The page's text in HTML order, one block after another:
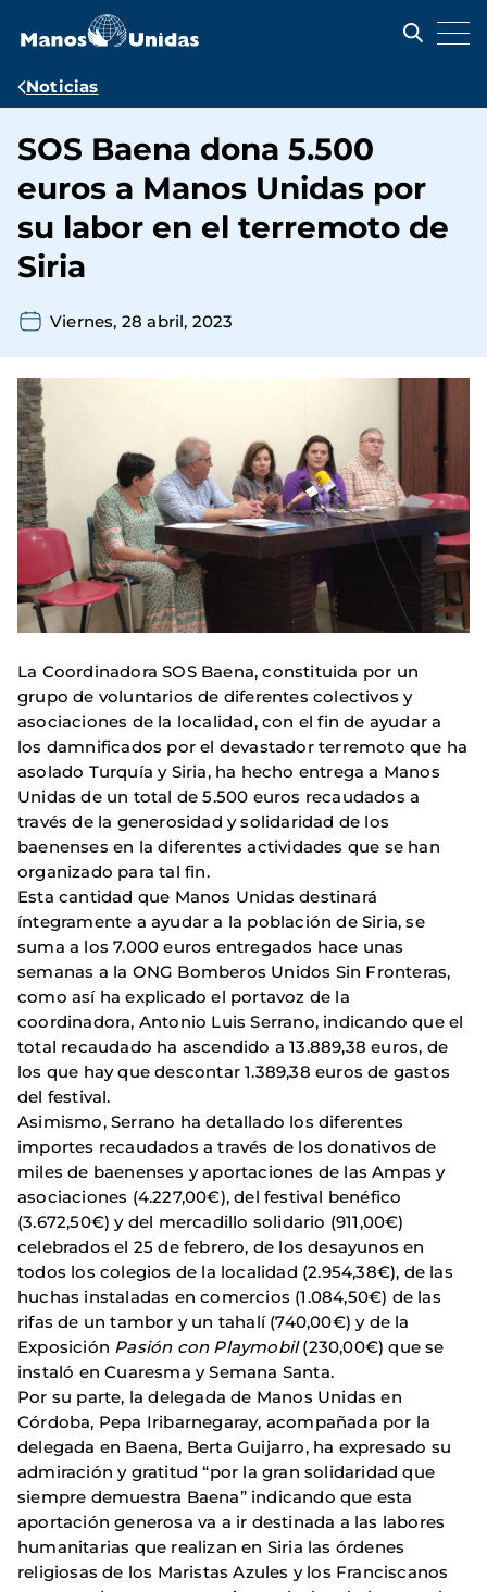
contenido
Ruta
navegación
Noticias
SOS Baena dona 5.500
euros a Manos Unidas por
su labor en el terremoto de
Siria
Viernes, 28 abril, 2023
La Coordinadora SOS Baena, constituida por un
grupo de voluntarios de diferentes colectivos y
asociaciones de la localidad, con el fin de ayudar a
los damnificados por el devastador terremoto que ha
asolado Turquía y Siria, ha hecho entrega a Manos
Unidas de un total de 5.500 euros recaudados a
través de la generosidad y solidaridad de los
baenenses en la diferentes actividades que se han
organizado para tal fin.
Esta cantidad que Manos Unidas destinará
íntegramente a ayudar a la población de Siria, se
suma a los 7.000 euros entregados hace unas
semanas a la ONG Bomberos Unidos Sin Fronteras,
como así ha explicado el portavoz de la
coordinadora, Antonio Luis Serrano, indicando que el
total recaudado ha ascendido a 13.889,38 euros, de
los que hay que descontar 1.389,38 euros de gastos
del festival.
Asimismo, Serrano ha detallado los diferentes
importes recaudados a través de los donativos de
miles de baenenses y aportaciones de las Ampas y
asociaciones (4.227,00€), del festival benéfico
(3.672,50€) y del mercadillo solidario (911,00€)
celebrados el 25 de febrero, de los desayunos en
todos los colegios de la localidad (2.954,38€), de las
huchas instaladas en comercios (1.084,50€) de las
rifas de un tambor y un tahalí (740,00€) y de la
Exposición Pasión con Playmobil(230,00€) que se
instaló en Cuaresma y Semana Santa.
Por su parte, la delegada de Manos Unidas en
Córdoba, Pepa Iribarnegaray, acompañada por la
delegada en Baena, Berta Guijarro, ha expresado su
admiración y gratitud “por la gran solidaridad que
siempre demuestra Baena” indicando que esta
aportación generosa va a ir destinada a las labores
humanitarias que realizan en Siria las órdenes
religiosas de los Maristas Azules y los Franciscanos